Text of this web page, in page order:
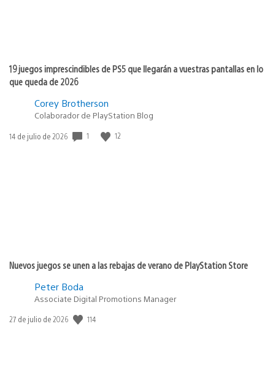
19 juegos imprescindibles de PS5 que llegarán a vuestras pantallas en lo
que queda de 2026
Corey Brotherson
Colaborador de PlayStation Blog
Fecha
14 de julio de 2026 1 12
Nuevos juegos se unen a las rebajas de verano de PlayStation Store
Peter Boda
Associate Digital Promotions Manager
Fecha
27 de julio de 2026 114